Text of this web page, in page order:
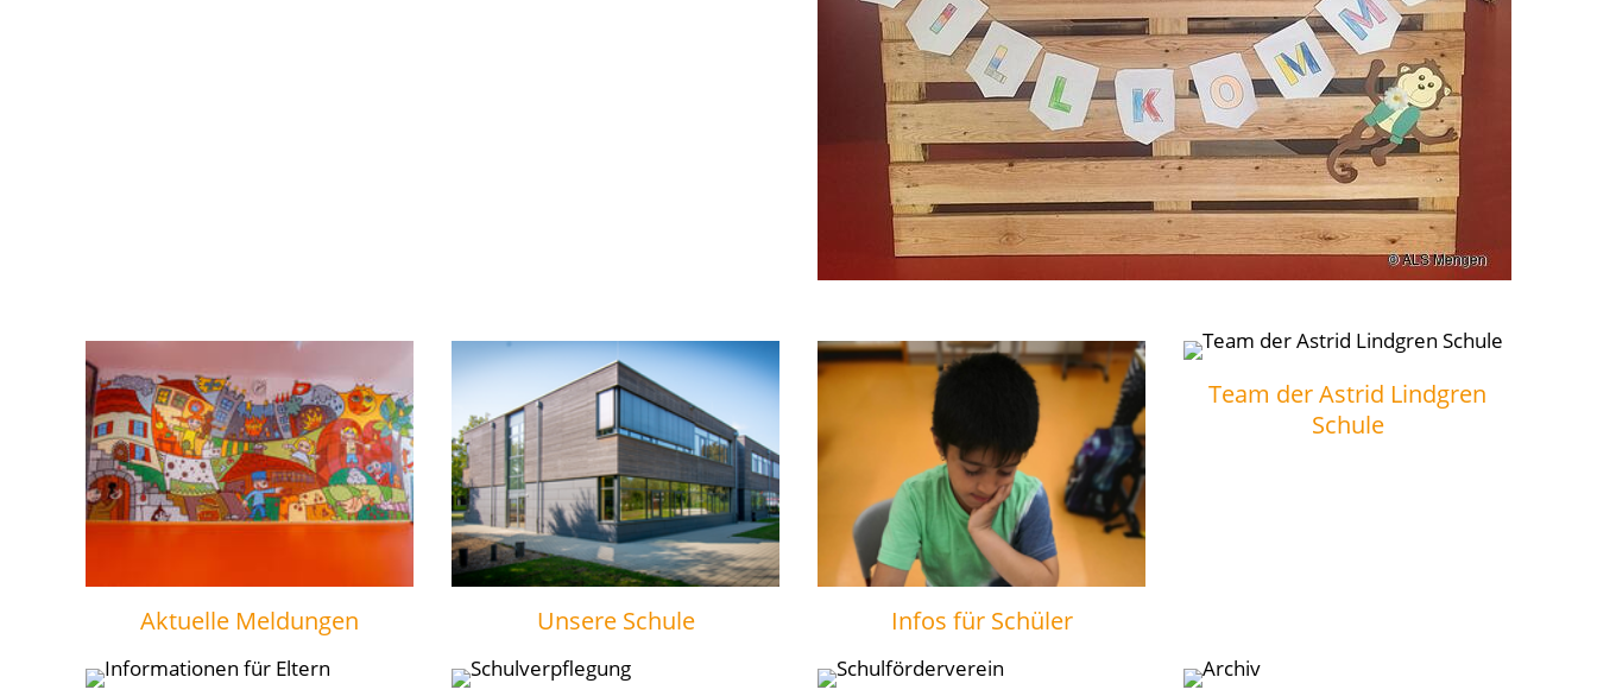
Aktuelle Meldungen Unsere Schule Infos für Schüler
Team der Astrid Lindgren
Schule